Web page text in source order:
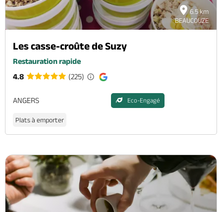
6.5 km
BEAUCOUZE
Les casse-croûte de Suzy
Restauration rapide
4.8
(225)
ANGERS Eco-Engagé
Plats à emporter